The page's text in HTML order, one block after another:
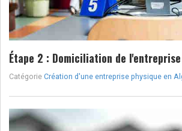
Étape 2 : Domiciliation de l'entreprise
Catégorie Création d'une entreprise physique en